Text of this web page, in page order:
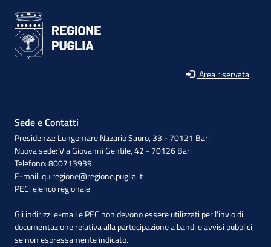
Area riservata
Sede e Contatti
Presidenza: Lungomare Nazario Sauro, 33 - 70121 Bari
Nuova sede: Via Giovanni Gentile, 42 - 70126 Bari
Telefono: 800713939
E-mail:quiregione@regione.puglia.it
PEC:elenco regionale
Gli indirizzi e-mail e PEC non devono essere utilizzati per l'invio di
documentazione relativa alla partecipazione a bandi e avvisi pubblici,
se non espressamente indicato.